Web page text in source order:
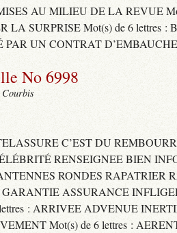
AU MILIEU DE LA REVUE
LA SURPRISE Mot(s) de 6 lettres :
PAR UN CONTRAT
No 6998
C’EST DU
RENSEIGNEE BIEN
RONDES RAPATRIER
GARANTIE ASSURANCE
: ARRIVEE ADVENUE
Mot(s) de 6 lettres :